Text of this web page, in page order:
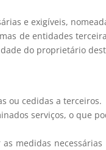
e exigíveis,
de entidades
do proprietário
ou cedidas a terceiros.
serviços, o que
medidas necessárias